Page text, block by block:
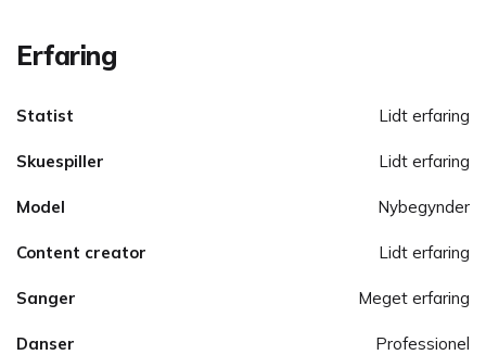
Erfaring
Statist Lidt erfaring
Skuespiller Lidt erfaring
Model Nybegynder
Content creator Lidt erfaring
Sanger Meget erfaring
Danser Professionel